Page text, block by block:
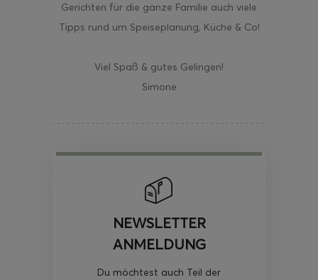
Gerichten für die ganze Familie auch viele
Tipps rund um Speiseplanung, Küche & Co!
Viel Spaß & gutes Gelingen!
Simone
NEWSLETTER
ANMELDUNG
Du möchtest auch Teil der